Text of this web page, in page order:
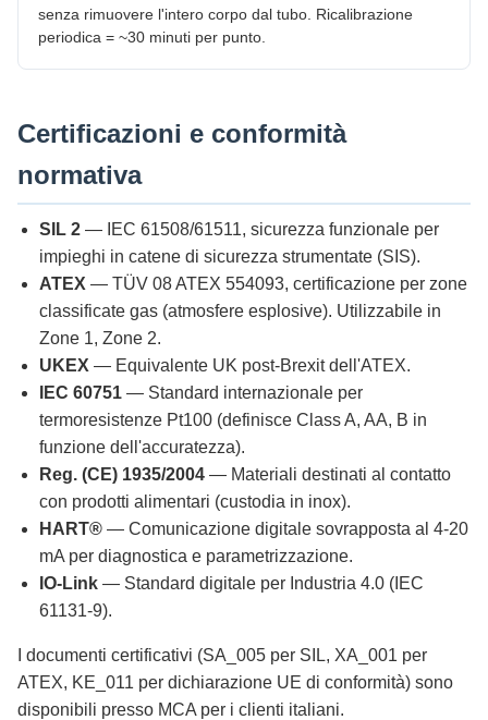
senza rimuovere l'intero corpo dal tubo. Ricalibrazione
periodica = ~30 minuti per punto.
Certificazioni e conformità
normativa
SIL 2 — IEC 61508/61511, sicurezza funzionale per
impieghi in catene di sicurezza strumentate (SIS).
ATEX — TÜV 08 ATEX 554093, certificazione per zone
classificate gas (atmosfere esplosive). Utilizzabile in
Zone 1, Zone 2.
UKEX — Equivalente UK post-Brexit dell'ATEX.
IEC 60751 — Standard internazionale per
termoresistenze Pt100 (definisce Class A, AA, B in
funzione dell'accuratezza).
Reg. (CE) 1935/2004 — Materiali destinati al contatto
con prodotti alimentari (custodia in inox).
HART® — Comunicazione digitale sovrapposta al 4-20
mA per diagnostica e parametrizzazione.
IO-Link — Standard digitale per Industria 4.0 (IEC
61131-9).
I documenti certificativi (SA_005 per SIL, XA_001 per
ATEX, KE_011 per dichiarazione UE di conformità) sono
disponibili presso MCA per i clienti italiani.